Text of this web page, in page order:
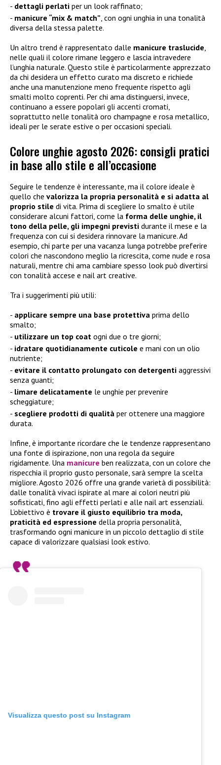
dettagli perlati per un look raffinato;
manicure “mix & match” , con ogni unghia in una tonalità
diversa della stessa palette.
Un altro trend è rappresentato dalle manicure traslucide
nelle quali il colore rimane leggero e lascia intravedere
l’unghia naturale. Questo stile è particolarmente apprezzato
da chi desidera un effetto curato ma discreto e richiede
anche una manutenzione meno frequente rispetto agli
smalti molto coprenti. Per chi ama distinguersi, invece,
continuano a essere popolari gli accenti cromati,
soprattutto nelle tonalità oro champagne e rosa metallico,
ideali per le serate estive o per occasioni speciali.
Colore unghie agosto 2026: consigli pratici
in base allo stile e all’occasione
Seguire le tendenze è interessante, ma il colore ideale è
quello che valorizza la propria personalità e si adatta al
proprio stile di vita. Prima di scegliere lo smalto è utile
considerare alcuni fattori, come la forma delle unghie, il
tono della pelle, gli impegni previsti durante il mese e la
frequenza con cui si desidera rinnovare la manicure. Ad
esempio, chi parte per una vacanza lunga potrebbe preferire
colori che nascondono meglio la ricrescita, come nude e rosa
naturali, mentre chi ama cambiare spesso look può divertirsi
con tonalità accese e nail art creative.
Tra i suggerimenti più utili:
applicare sempre una base protettiva prima dello
smalto;
utilizzare un top coat ogni due o tre giorni;
idratare quotidianamente cuticole e mani con un olio
nutriente;
evitare il contatto prolungato con detergenti aggressivi
senza guanti;
limare delicatamente le unghie per prevenire
scheggiature;
scegliere prodotti di qualità per ottenere una maggiore
durata.
Infine, è importante ricordare che le tendenze rappresentano
una fonte di ispirazione, non una regola da seguire
rigidamente. Una manicure ben realizzata, con un colore che
rispecchia il proprio gusto personale, sarà sempre la scelta
migliore. Agosto 2026 offre una grande varietà di possibilità:
dalle tonalità vivaci ispirate al mare ai colori neutri più
sofisticati, fino agli effetti perlati e alle nail art essenziali.
L’obiettivo è trovare il giusto equilibrio tra moda,
praticità ed espressione della propria personalità,
trasformando ogni manicure in un piccolo dettaglio di stile
capace di valorizzare qualsiasi look estivo.
Visualizza questo post su Instagram